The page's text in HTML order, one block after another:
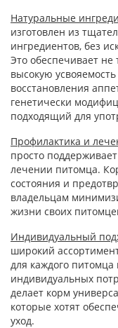
Натуральные
изготовлен из
ингредиентов, без
Это обеспечивает
высокую
восстановления
генетически
подходящий для
Профилактика и
просто
лечении питомца.
состояния и
владельцам
жизни своих
Индивидуальный
широкий
для каждого питомца
индивидуальных
делает корм
которые хотят
уход.